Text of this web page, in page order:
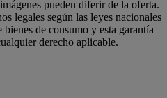
pueden diferir de la oferta.
legales según las leyes nacionales
de consumo y esta garantía
derecho aplicable.